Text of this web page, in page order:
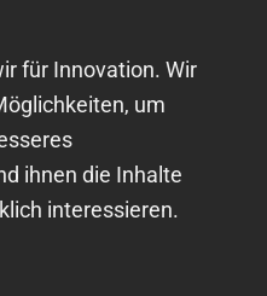
für Innovation. Wir
um
ihnen die Inhalte
interessieren.